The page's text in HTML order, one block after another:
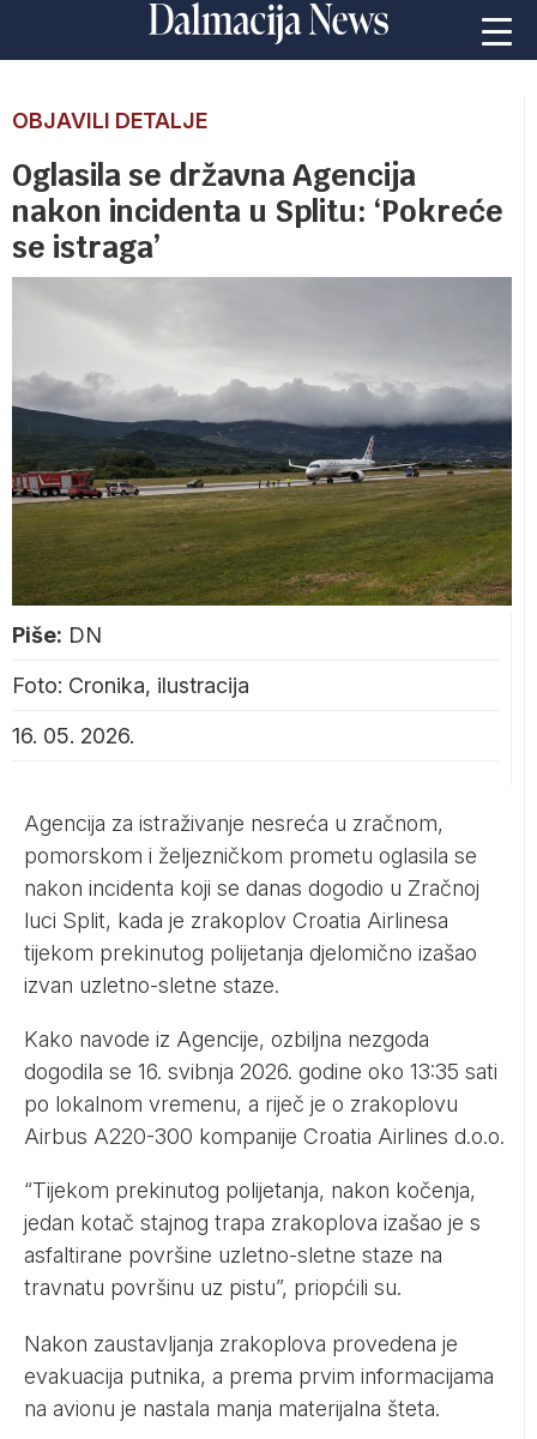
OBJAVILI DETALJE
Oglasila se državna Agencija
nakon incidenta u Splitu: ‘Pokreće
se istraga’
Piše: DN
Foto: Cronika, ilustracija
16. 05. 2026.
Agencija za istraživanje nesreća u zračnom,
pomorskom i željezničkom prometu oglasila se
nakon incidenta koji se danas dogodio u Zračnoj
luci Split, kada je zrakoplov Croatia Airlinesa
tijekom prekinutog polijetanja djelomično izašao
izvan uzletno-sletne staze.
Kako navode iz Agencije, ozbiljna nezgoda
dogodila se 16. svibnja 2026. godine oko 13:35 sati
po lokalnom vremenu, a riječ je o zrakoplovu
Airbus A220-300 kompanije Croatia Airlines d.o.o.
“Tijekom prekinutog polijetanja, nakon kočenja,
jedan kotač stajnog trapa zrakoplova izašao je s
asfaltirane površine uzletno-sletne staze na
travnatu površinu uz pistu”, priopćili su.
Nakon zaustavljanja zrakoplova provedena je
evakuacija putnika, a prema prvim informacijama
na avionu je nastala manja materijalna šteta.